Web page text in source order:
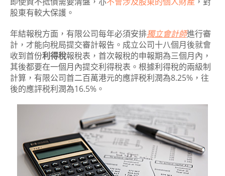
股東有較大保護。
年結報稅方面，有限公司每年必須安排獨立會計師進行審
計，才能向稅局提交審計報告。成立公司十八個月後就會
收到首份利得稅報稅表，首次報稅的申報期為三個月內，
其後都要在一個月內提交利得稅表。根據利得稅的兩級制
計算，有限公司首二百萬港元的應評税利潤為8.25%，往
後的應評税利潤為16.5%。